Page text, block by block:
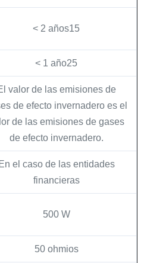
< 2 años15
< 1 año25
valor de las emisiones de
de efecto invernadero es el
de las emisiones de gases
de efecto invernadero.
En el caso de las entidades
financieras
500 W
50 ohmios